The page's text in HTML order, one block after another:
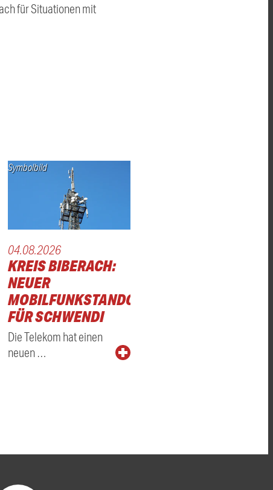
für Situationen mit
Symbolbild
04.08.2026
KREIS BIBERACH:
NEUER
MOBILFUNKSTANDORT
FÜR SCHWENDI
Die Telekom hat einen
neuen …